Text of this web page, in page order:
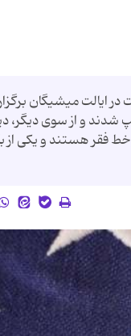
مدتی پیش در شهر دیترویت در ایالت میشیگان
شدند و از سوی دیگر،
25 درصد جمعیت این شهر زیر خط فقر هستند و